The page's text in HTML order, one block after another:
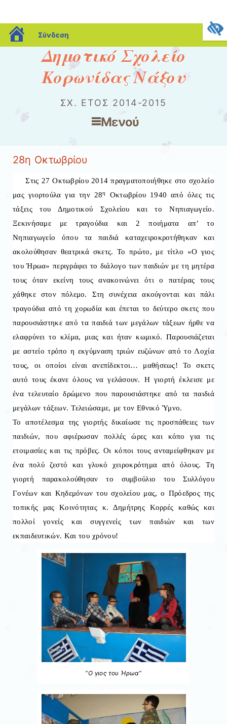
blogs.sch.gr
Σύνδεση
Δημοτικό Σχολείο
Κορωνίδας Νάξου
ΣΧ. ΈΤΟΣ 2014-2015
Μενού
28η Οκτωβρίου
Στις 27 Οκτωβρίου 2014 πραγματοποιήθηκε στο σχολείο
μας γιορτούλα για την 28η
Οκτωβρίου 1940 από όλες τις
τάξεις του Δημοτικού Σχολείου και το Νηπιαγωγείο.
Ξεκινήσαμε με τραγούδια και 2 ποιήματα απ’ το
Νηπιαγωγείο όπου τα παιδιά καταχειροκροτήθηκαν και
ακολούθησαν θεατρικά σκετς. Το πρώτο, με τίτλο «Ο γιος
του Ήρωα» περιγράφει το διάλογο των παιδιών με τη μητέρα
τους όταν εκείνη τους ανακοινώνει ότι ο πατέρας τους
χάθηκε στον πόλεμο. Στη συνέχεια ακούγονται και πάλι
τραγούδια από τη χορωδία και έπεται το δεύτερο σκετς που
παρουσιάστηκε από τα παιδιά των μεγάλων τάξεων ήρθε να
ελαφρύνει το κλίμα, μιας και ήταν κωμικό. Παρουσιάζεται
με αστείο τρόπο η εκγύμναση τριών ευζώνων από το Λοχία
τους, οι οποίοι είναι ανεπίδεκτοι… μαθήσεως! Το σκετς
αυτό τους έκανε όλους να γελάσουν. Η γιορτή έκλεισε με
ένα τελευταίο δρώμενο που παρουσιάστηκε από τα παιδιά
μεγάλων τάξεων. Τελειώσαμε, με τον Εθνικό Ύμνο.
Το αποτέλεσμα της γιορτής δικαίωσε τις προσπάθειες των
παιδιών, που αφιέρωσαν πολλές ώρες και κόπο για τις
ετοιμασίες και τις πρόβες. Οι κόποι τους ανταμείφθηκαν με
ένα πολύ ζεστό και γλυκό χειροκρότημα από όλους. Τη
γιορτή παρακολούθησαν το συμβούλιο του Συλλόγου
Γονέων και Κηδεμόνων του σχολείου μας, ο Πρόεδρος της
τοπικής μας Κοινότητας κ. Δημήτρης Κορρές καθώς και
πολλοί γονείς και συγγενείς των παιδιών και των
εκπαιδευτικών. Και του χρόνου!
“Ο γιος του Ήρωα”